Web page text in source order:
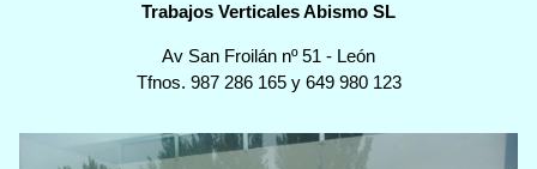
Trabajos Verticales Abismo SL
Av San Froilán nº 51 - León
Tfnos. 987 286 165y 649 980 123